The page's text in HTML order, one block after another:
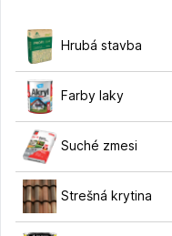
Hrubá stavba
Farby laky
Suché zmesi
Strešná krytina